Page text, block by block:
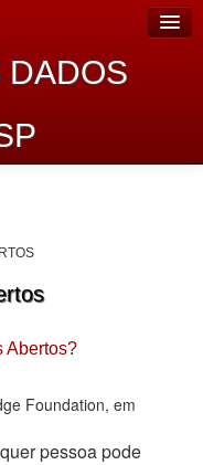
DADOS
Abertos?
Foundation, em
pessoa pode